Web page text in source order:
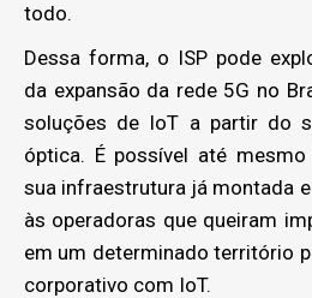
todo.
Dessa forma, o ISP pode
da expansão da rede 5G no
soluções de IoT a partir do
óptica. É possível até
sua infraestrutura já montada
às operadoras que queiram
em um determinado território
corporativo com IoT.